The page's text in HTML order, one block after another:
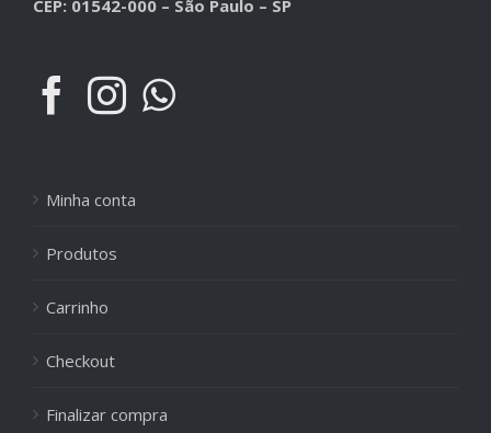
CEP: 01542-000 – São Paulo – SP
Minha conta
Produtos
Carrinho
Checkout
Finalizar compra